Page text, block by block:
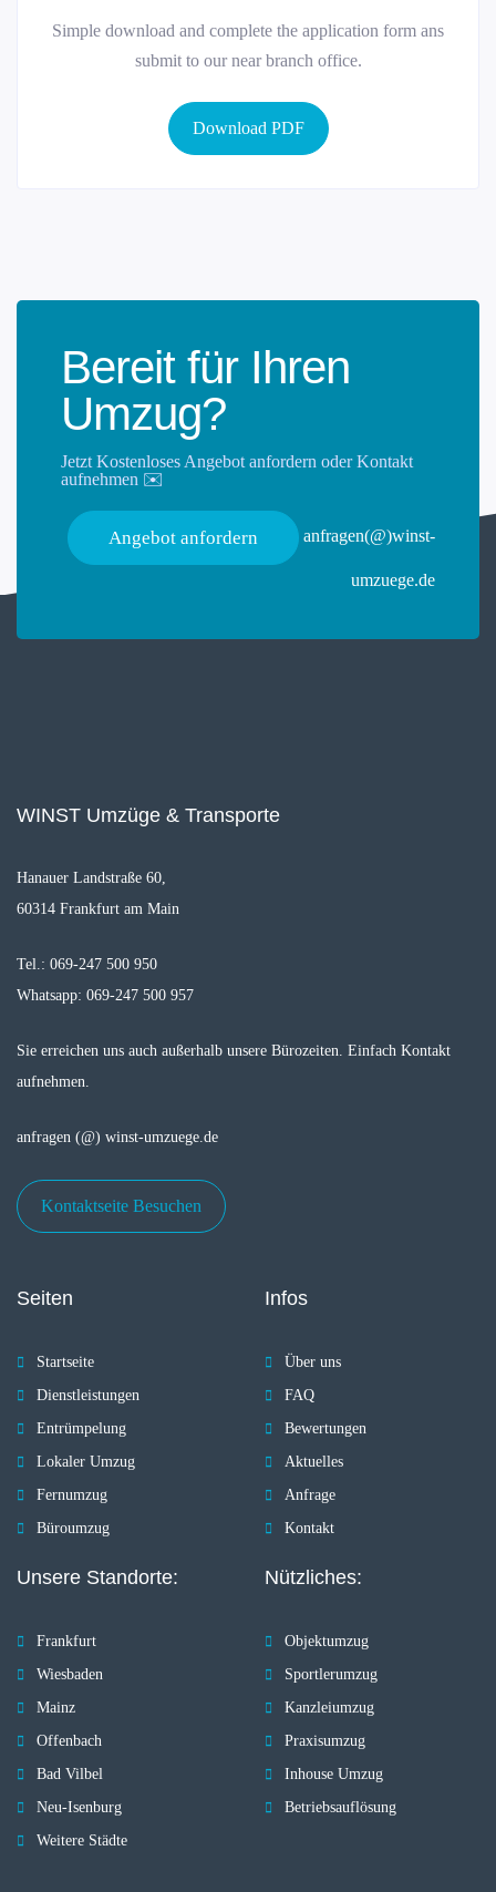
Simple download and complete the application form ans
submit to our near branch office.
Download PDF
Bereit für Ihren
Umzug?
Jetzt Kostenloses Angebot anfordern oder Kontakt
aufnehmen ✉️
Angebot anfordern anfragen(@)winst-
umzuege.de
WINST Umzüge & Transporte
Hanauer Landstraße 60,
60314 Frankfurt am Main
Tel.: 069-247 500 950
Whatsapp: 069-247 500 957
Sie erreichen uns auch außerhalb unsere Bürozeiten. Einfach Kontakt
aufnehmen.
anfragen (@) winst-umzuege.de
Kontaktseite Besuchen
Seiten
Startseite
Dienstleistungen
Entrümpelung
Lokaler Umzug
Fernumzug
Büroumzug
Unsere Standorte:
Frankfurt
Wiesbaden
Mainz
Offenbach
Bad Vilbel
Neu-Isenburg
Weitere Städte
Infos
Über uns
FAQ
Bewertungen
Aktuelles
Anfrage
Kontakt
Nützliches:
Objektumzug
Sportlerumzug
Kanzleiumzug
Praxisumzug
Inhouse Umzug
Betriebsauflösung